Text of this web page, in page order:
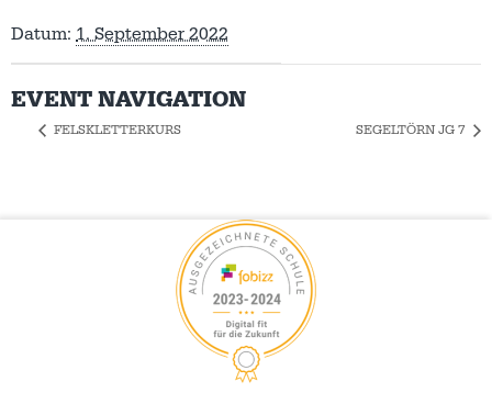
Datum: 1. September 2022
EVENT NAVIGATION
FELSKLETTERKURS SEGELTÖRN JG 7